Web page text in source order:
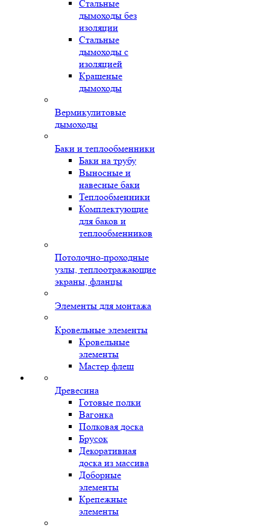
Стальные
дымоходы без
изоляции
Стальные
дымоходы с
изоляцией
Крашеные
дымоходы
Вермикулитовые
дымоходы
Баки и теплообменники
Баки на трубу
Выносные и
навесные баки
Теплообменники
Комплектующие
для баков и
теплообменников
Потолочно-проходные
узлы, теплоотражающие
экраны, фланцы
Элементы для монтажа
Кровельные элементы
Кровельные
элементы
Мастер флеш
Древесина
Готовые полки
Вагонка
Полковая доска
Брусок
Декоративная
доска из массива
Доборные
элементы
Крепежные
элементы